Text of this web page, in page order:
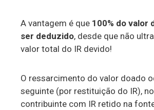
A vantagem é que 100% do valor
ser deduzido, desde que não
valor total do IR devido!
O ressarcimento do valor doado
seguinte (por restituição do IR),
contribuinte com IR retido na